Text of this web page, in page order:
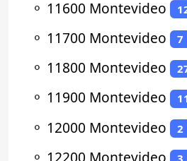
⚬ 11600 Montevideo
⚬ 11700 Montevideo 7
⚬ 11800 Montevideo
⚬ 11900 Montevideo
⚬ 12000 Montevideo 2
⚬ 12200 Montevideo 3